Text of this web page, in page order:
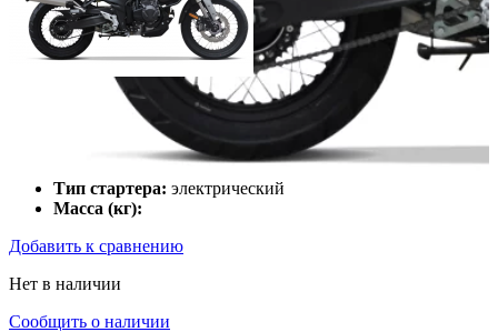
Мощность двигателя (л.с.):
Объём двигателя (куб.см):
Число цилиндров:1
Тип охлаждения:Воздушный
Тип стартера: электрический
Масса (кг):
Добавить к сравнению
Нет в наличии
Сообщить о наличии